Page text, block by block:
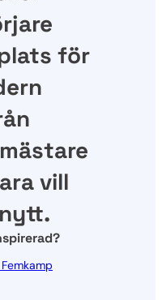
för
vill